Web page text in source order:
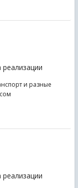
реализации
и разные
реализации